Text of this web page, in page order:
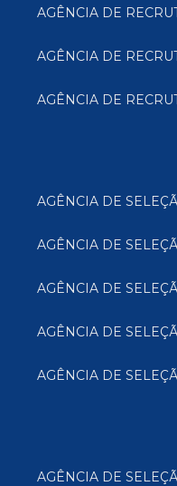
AGÊNCIA DE
AGÊNCIA DE
AGÊNCIA DE
AGÊNCIA DE
AGÊNCIA DE
AGÊNCIA DE
AGÊNCIA DE
AGÊNCIA DE
AGÊNCIA DE